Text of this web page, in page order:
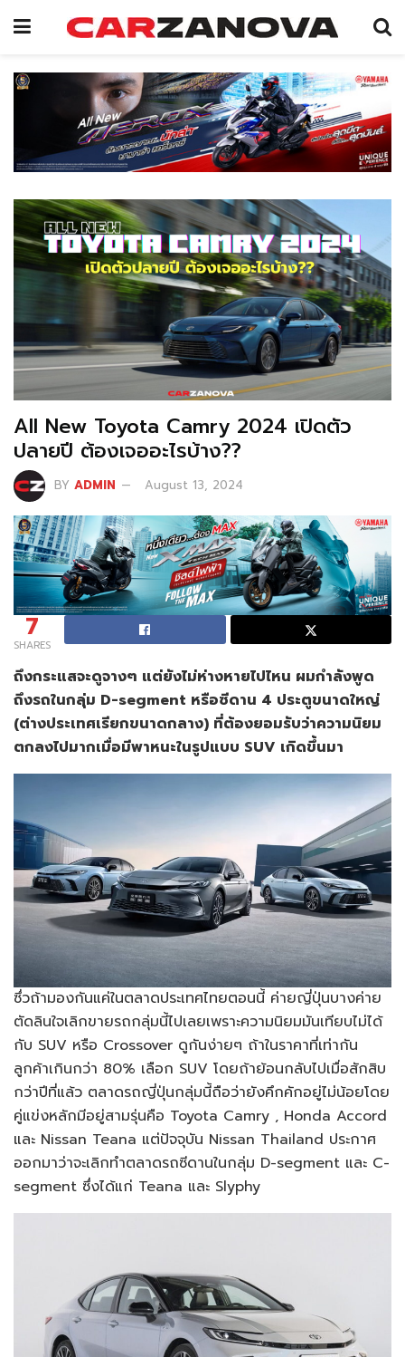
All New Toyota Camry 2024 เปิดตัว
ปลายปี ต้องเจออะไรบ้าง??
BY ADMIN August 13, 2024
7
SHARES
ถึงกระแสจะดูจางๆ แต่ยังไม่ห่างหายไปไหน ผมกำลังพูด
ถึงรถในกลุ่ม D-segment หรือซีดาน 4 ประตูขนาดใหญ่
(ต่างประเทศเรียกขนาดกลาง) ที่ต้องยอมรับว่าความนิยม
ตกลงไปมากเมื่อมีพาหนะในรูปแบบ SUV เกิดขึ้นมา
ซึ่วถ้ามองกันแค่ในตลาดประเทศไทยตอนนี้ ค่ายญี่ปุ่นบางค่าย
ตัดลินใจเลิกขายรถกลุ่มนี้ไปเลยเพราะความนิยมมันเทียบไม่ได้
กับ SUV หรือ Crossover ดูกันง่ายๆ ถ้าในราคาที่เท่ากัน
ลูกค้าเกินกว่า 80% เลือก SUV โดยถ้าย้อนกลับไปเมื่อสักสิบ
กว่าปีที่แล้ว ตลาดรถญี่ปุ่นกลุ่มนี้ถือว่ายังคึกคักอยู่ไม่น้อยโดย
คู่แข่งหลักมีอยู่สามรุ่นคือ Toyota Camry , Honda Accord
และ Nissan Teana แต่ปัจจุบัน Nissan Thailand ประกาศ
ออกมาว่าจะเลิกทำตลาดรถซีดานในกลุ่ม D-segment และ C-
segment ซึ่งได้แก่ Teana และ Slyphy